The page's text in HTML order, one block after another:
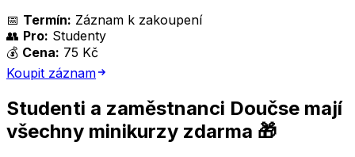
📅 Termín: Záznam k zakoupení
👥 Pro: Studenty
💰 Cena: 75 Kč
Koupit záznam
Studenti a zaměstnanci Doučse mají
všechny minikurzy zdarma 🎁